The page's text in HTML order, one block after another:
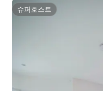
슈퍼호스트
슈퍼호스트